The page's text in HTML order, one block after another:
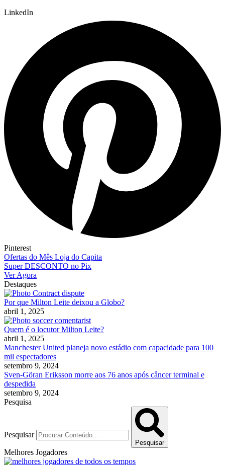
LinkedIn
Pinterest
Ofertas do Mês Loja do Capita
Super DESCONTO no Pix
Ver Agora
Destaques
Por que Milton Leite deixou a Globo?
abril 1, 2025
Quem é o locutor Milton Leite?
abril 1, 2025
Manchester United planeja novo estádio com capacidade para 100
mil espectadores
setembro 9, 2024
Sven-Göran Eriksson morre aos 76 anos após câncer terminal e
despedida
setembro 9, 2024
Pesquisa
Pesquisar
Pesquisar
Melhores Jogadores